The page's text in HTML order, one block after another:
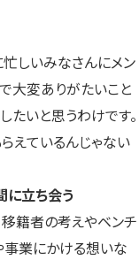
しいみなさんにメン
大変ありがたいこと
たいと思うわけです。
えているんじゃない
に立ち会う
籍者の考えやベンチ
事業にかける想いな